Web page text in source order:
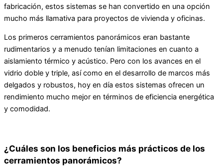
fabricación, estos sistemas se han convertido en una opción
mucho más llamativa para proyectos de vivienda y oficinas.
Los primeros cerramientos panorámicos eran bastante
rudimentarios y a menudo tenían limitaciones en cuanto a
aislamiento térmico y acústico. Pero con los avances en el
vidrio doble y triple, así como en el desarrollo de marcos más
delgados y robustos, hoy en día estos sistemas ofrecen un
rendimiento mucho mejor en términos de eficiencia energética
y comodidad.
¿Cuáles son los beneficios más prácticos de los
cerramientos panorámicos?